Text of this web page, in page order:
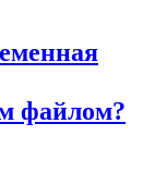
файлом?